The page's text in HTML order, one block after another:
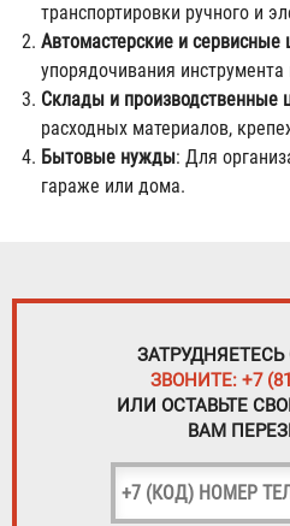
транспортировки ручного и
Автомастерские и сервисные
упорядочивания инструмента
Склады и производственные
расходных материалов,
Бытовые нужды: Для
гараже или дома.
ЗВОНИТЕ: +7
ИЛИ ОСТАВЬТЕ
ВАМ